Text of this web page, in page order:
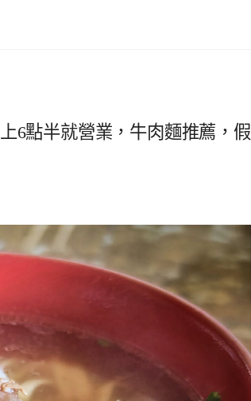
6點半就營業，牛肉麵推薦，假